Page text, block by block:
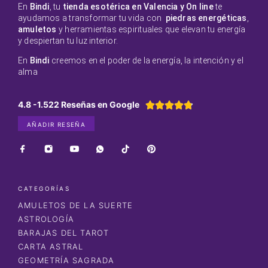
En Bindi , tu tienda esotérica en Valencia y On linete
ayudamos a transformar tu vida con piedras energéticas
amuletos y herramientas espirituales que elevan tu energía
y despiertan tu luz interior.
En Bindi creemos en el poder de la energía, la intención y el
alma
4.8 -1.522 Reseñas en Google 
AÑADIR RESEÑA
CATEGORÍAS
AMULETOS DE LA SUERTE
ASTROLOGÍA
BARAJAS DEL TAROT
CARTA ASTRAL
GEOMETRÍA SAGRADA